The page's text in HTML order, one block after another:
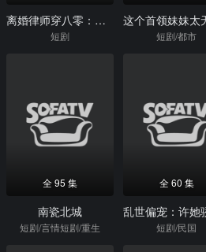
离婚律师穿八零：翻身虐渣护全村
短剧 短剧/都市
全 95 集
南瓷北城
短剧/言情短剧/重生
全 60 集
短剧/民国